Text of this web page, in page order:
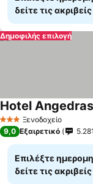
δείτε τις
Δημοφιλής επιλογή
3 ΑστέριαΞενοδοχείο
Hotel Angedras
9,0 Εξαιρετικό 5.281
Επιλέξτε
δείτε τις